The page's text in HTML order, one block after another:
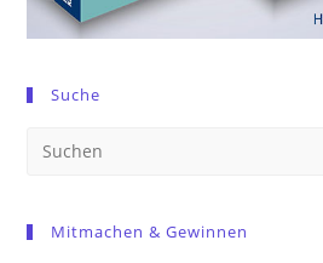
Suche
Mitmachen & Gewinnen